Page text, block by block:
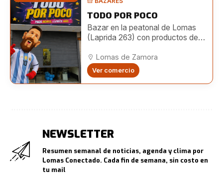
TODO POR POCO
Bazar en la peatonal de Lomas
(Laprida 263) con productos de
juguetes y más a precios
accesibles.
Lomas de Zamora
Ver comercio
NEWSLETTER
Resumen semanal de noticias, agenda y clima por
Lomas Conectado. Cada fin de semana, sin costo en
tu mail